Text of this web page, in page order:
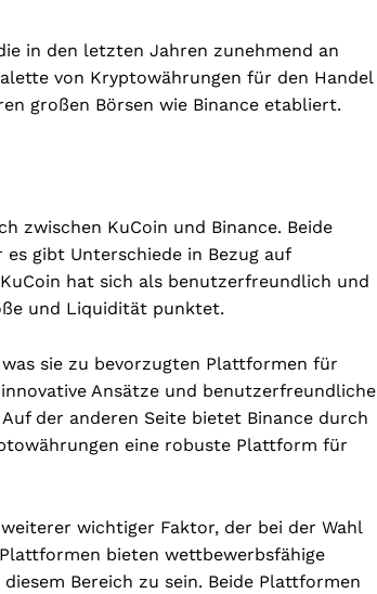
in den letzten Jahren zunehmend an
von Kryptowährungen für den Handel
großen Börsen wie Binance etabliert.
zwischen KuCoin und Binance. Beide
gibt Unterschiede in Bezug auf
hat sich als benutzerfreundlich und
und Liquidität punktet.
sie zu bevorzugten Plattformen für
Ansätze und benutzerfreundliche
der anderen Seite bietet Binance durch
eine robuste Plattform für
wichtiger Faktor, der bei der Wahl
bieten wettbewerbsfähige
Bereich zu sein. Beide Plattformen